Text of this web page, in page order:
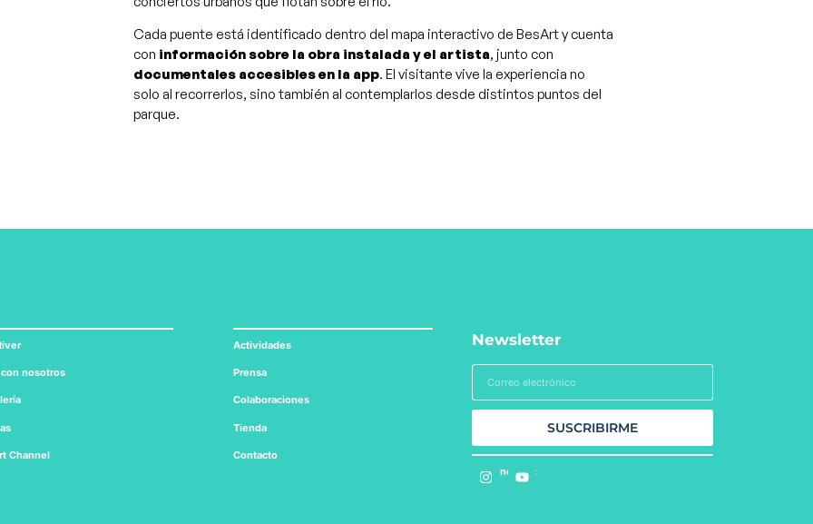
Cada puente está identificado dentro del mapa interactivo de BesArt y cuenta
con información sobre la obra instalada y el artista, junto con
documentales accesibles en la app. El visitante vive la experiencia no
solo al recorrerlos, sino también al contemplarlos desde distintos puntos del
parque.
nosotros
Channel
Actividades
Prensa
Colaboraciones
Tienda
Contacto
Newsletter
SUSCRIBIRME
Síguenos en: